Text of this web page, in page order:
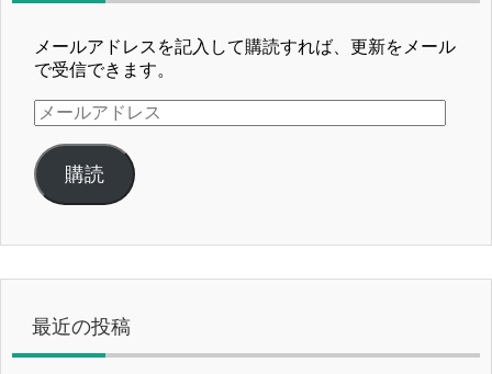
メールアドレスを記入して購読すれば、更新をメール
で受信できます。
メ
ー
ル
ア
ド
ス
購読
最近の投稿